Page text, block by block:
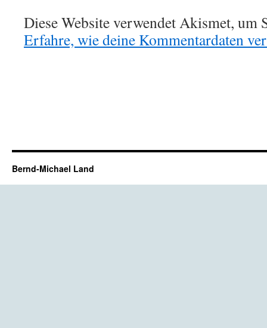
Diese Website verwendet Akismet, um
Erfahre, wie deine Kommentardaten
Bernd-Michael Land